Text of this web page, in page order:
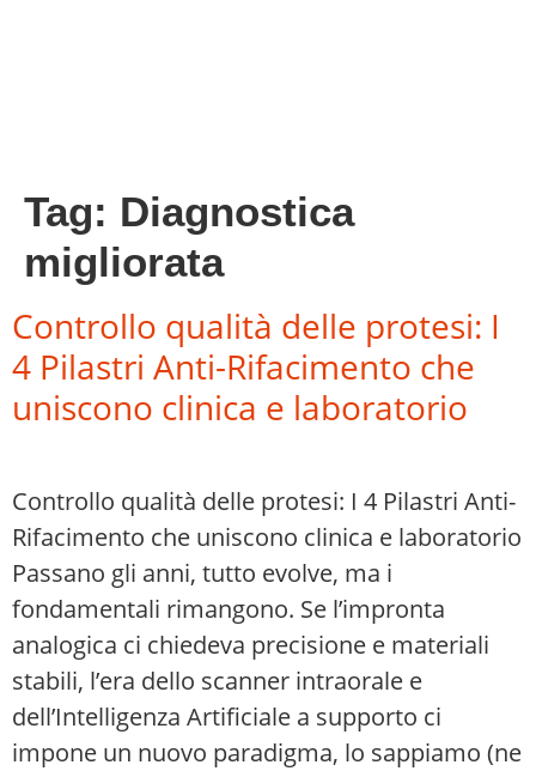
Tag: Diagnostica
migliorata
Controllo qualità delle protesi: I
4 Pilastri Anti-Rifacimento che
uniscono clinica e laboratorio
Controllo qualità delle protesi: I 4 Pilastri Anti-
Rifacimento che uniscono clinica e laboratorio
Passano gli anni, tutto evolve, ma i
fondamentali rimangono. Se l’impronta
analogica ci chiedeva precisione e materiali
stabili, l’era dello scanner intraorale e
dell’Intelligenza Artificiale a supporto ci
impone un nuovo paradigma, lo sappiamo (ne